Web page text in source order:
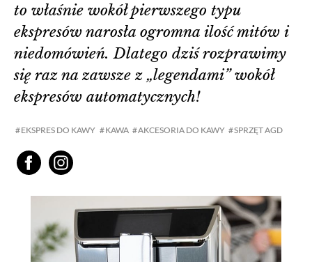
EKSPRES DO KAWY KAWA AKCESORIA DO KAWY SPRZĘT AGD
to właśnie wokół pierwszego typu
ekspresów narosła ogromna ilość mitów i
niedomówień. Dlatego dziś rozprawimy
się raz na zawsze z „legendami” wokół
ekspresów automatycznych!